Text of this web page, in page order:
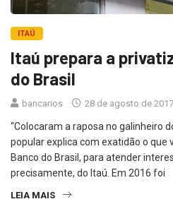
ITAÚ
Itaú prepara a
do Brasil
bancarios 28 de agosto de 2017
“Colocaram a raposa no galinheiro
popular explica com exatidão o que
Banco do Brasil, para atender
precisamente, do Itaú. Em 2016 foi
LEIA MAIS